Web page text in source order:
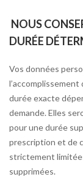
NOUS
DURÉE
Vos données
l’accomplissement
durée exacte
demande. Elles
pour une durée
prescription et de
strictement
supprimées.